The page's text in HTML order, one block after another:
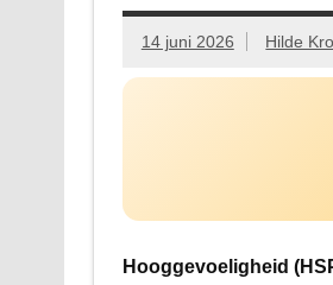
14 juni 2026 Hilde
Hooggevoeligheid